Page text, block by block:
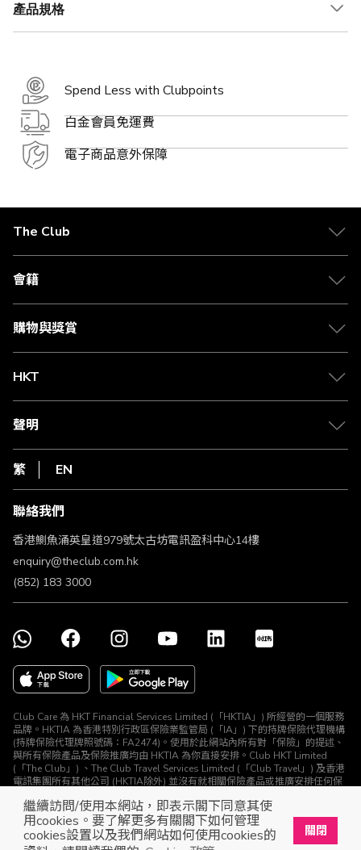
繼續訪問/使用本網站，即表示閣下同意其使
用cookies。要了解更多有關閣下如何管理
cookies設置以及我們網站如何使用cookies的
關閉
產品規格
Spend Less with Clubpoints
白金會員免運費
電子商品意外保障
The Club
關於 The Club
合作夥伴
媒體中心
會籍
會籍及專屬禮遇
賺取積分
購物與獎賞
物流與配送
Club Shopping 商品領取站
常見問題
HKT
csl.
1010
HKT
聲明
私隱聲明
使用條款
條款及細則
不歧視及不騷擾聲明
認可牌照及通告
繁 EN
聯絡我們
香港鰂魚涌英皇道979號太古坊電訊盈科中心14樓
enquiry@theclub.com.hk
(852) 183 3000
Club Care 為 HKT Financial Services Limited (「HKTIA」) 所經營的一個服務
品牌。HKTIA 為香港特別行政區保險業監管局 (「IA」) 下的持牌保險代理機構
(持牌保險代理牌照號碼：FA2474)。使用於此網站內所有對「保險」的提述、
與所有保險產品及保險推廣均由 HKTIA 為你直接安排。Club HKT Limited
(「The Club」) 、The Club Travel Services Limited (「Club Travel」) 及香港
電訊集團所有其他公司 (HKTIA除外) 並沒有就相關保險產品或推廣安排任何保
© The Club 2026. 保留所有權利
立即下載The Club手機app
開啟